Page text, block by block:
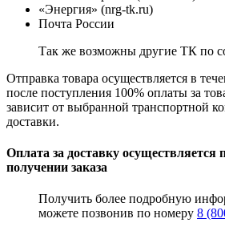
«Энергия» (nrg-tk.ru)
Почта России
Так же возможны другие ТК по
Отправка товара осуществляется в
после поступления 100% оплаты за
зависит от выбранной транспортной
доставки.
Оплата за доставку осуществляется
получении заказа
Получить более подробную
можете позвонив по номеру 8